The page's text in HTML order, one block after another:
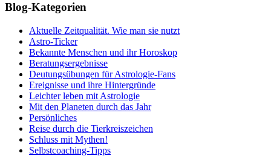
Blog-Kategorien
Aktuelle Zeitqualität. Wie man sie nutzt
Astro-Ticker
Bekannte Menschen und ihr Horoskop
Beratungsergebnisse
Deutungsübungen für Astrologie-Fans
Ereignisse und ihre Hintergründe
Leichter leben mit Astrologie
Mit den Planeten durch das Jahr
Persönliches
Reise durch die Tierkreiszeichen
Schluss mit Mythen!
Selbstcoaching-Tipps